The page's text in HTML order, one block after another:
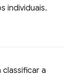
individuais.
a